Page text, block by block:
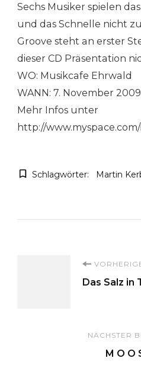
Sechs Musiker spielen
und das Schnelle nicht
Groove steht an erster
dieser CD Präsentation
WO: Musikcafe Ehrwald
WANN: 7. November
Mehr Infos unter
http://
Schlagwörter: Martin
Das Salz in
NÄCHSTER
M O O